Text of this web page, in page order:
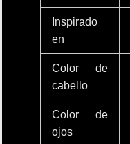
Inspirado
en
Color de
cabello
Color de
ojos